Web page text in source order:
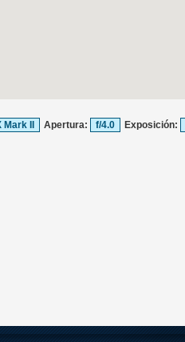
II Apertura: f/4.0 Exposición: